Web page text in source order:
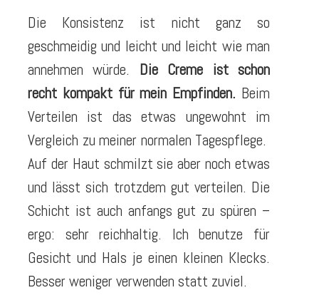
Die Konsistenz ist nicht ganz so
geschmeidig und leicht und leicht wie man
annehmen würde. Die Creme ist schon
recht kompakt für mein Empfinden. Beim
Verteilen ist das etwas ungewohnt im
Vergleich zu meiner normalen Tagespflege.
Auf der Haut schmilzt sie aber noch etwas
und lässt sich trotzdem gut verteilen. Die
Schicht ist auch anfangs gut zu spüren –
ergo: sehr reichhaltig. Ich benutze für
Gesicht und Hals je einen kleinen Klecks.
Besser weniger verwenden statt zuviel.